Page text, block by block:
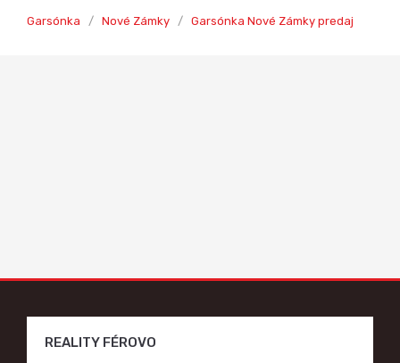
Garsónka / Nové Zámky / Garsónka Nové Zámky predaj
REALITY FÉROVO